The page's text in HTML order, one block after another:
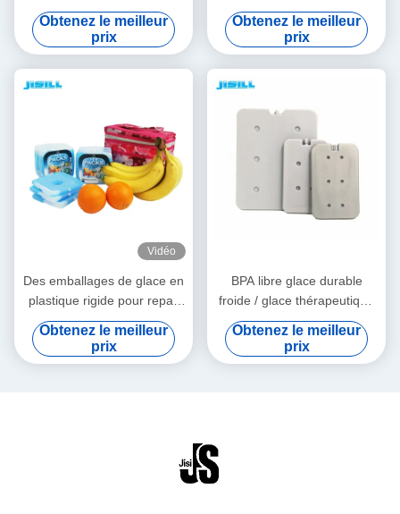
glace pour boîtes à lunch et
réfrigérateurs, écologiques
Obtenez le meilleur
prix
mini PCM gel, éléments de
refroidissement pour les
aliments congelés
Obtenez le meilleur
prix
Vidéo
Des emballages de glace en
plastique rigide pour repas
de qualité alimentaire en
HDPE
Obtenez le meilleur
prix
BPA libre glace durable
froide / glace thérapeutique
légère pour les aliments
surgelés
Obtenez le meilleur
prix